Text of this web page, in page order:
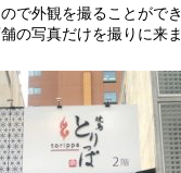
で外観を撮ることができ
の写真だけを撮りに来ま